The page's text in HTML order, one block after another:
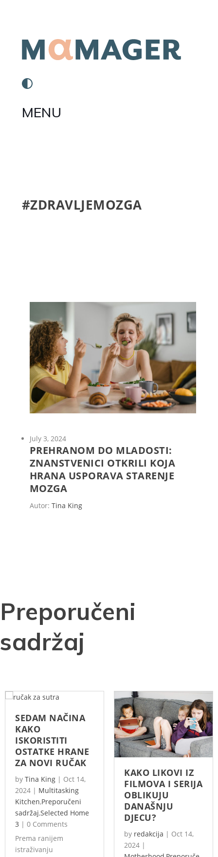
MENU
#ZDRAVLJEMOZGA
July 3, 2024
PREHRANOM DO MLADOSTI:
ZNANSTVENICI OTKRILI KOJA
HRANA USPORAVA STARENJE
MOZGA
Autor: Tina King
Preporučeni
sadržaj
SEDAM NAČINA
KAKO
ISKORISTITI
OSTATKE HRANE
ZA NOVI RUČAK
by Tina King | Oct 14,
2024 | Multitasking
Kitchen,Preporučeni
sadržaj,Selected Home
3 | 0 Comments
Prema ranijem
istraživanju
KAKO LIKOVI IZ
FILMOVA I SERIJA
OBLIKUJU
DANAŠNJU
DJECU?
by redakcija | Oct 14,
2024 |